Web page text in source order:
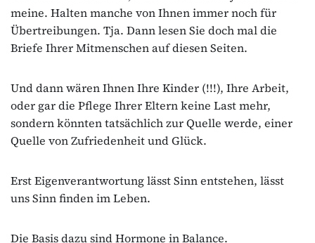
meine. Halten manche von Ihnen immer noch für
Übertreibungen. Tja. Dann lesen Sie doch mal die
Briefe Ihrer Mitmenschen auf diesen Seiten.
Und dann wären Ihnen Ihre Kinder (!!!), Ihre Arbeit,
oder gar die Pflege Ihrer Eltern keine Last mehr,
sondern könnten tatsächlich zur Quelle werde, einer
Quelle von Zufriedenheit und Glück.
Erst Eigenverantwortung lässt Sinn entstehen, lässt
uns Sinn finden im Leben.
Die Basis dazu sind Hormone in Balance.